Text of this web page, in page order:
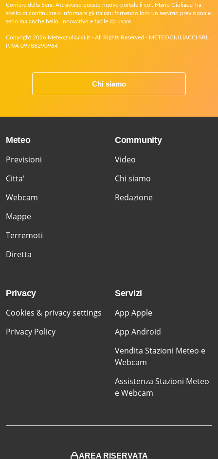
Corriere della Sera. Attraverso questo nuovo portale il col. Mario Giuliacci ha
scelto di continuare a informare gli italiani fornendo loro un servizio previsionale
serio ma anche bello, innovativo e facile da usare.
Copyright 2026 Meteogiuliacci.it - All Rights Reserved - METEOGIULIACCI SRL
P.IVA 09788290964
Chi siamo
Meteo
Previsioni
Citta'
Webcam
Mappe
Terremoti
Diretta
Community
Video
Chi siamo
Redazione
Privacy
Cookies & privacy settings
Privacy Policy
Servizi
App Apple
App Android
Vendita Stazioni Meteo e
Webcam
Assistenza Stazioni Meteo
e Webcam
AREA RISERVATA